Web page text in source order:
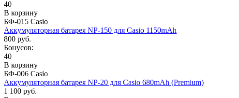
40
В корзину
БФ-015 Casio
Аккумуляторная батарея NP-150 для Casio 1150mAh
800 руб.
Бонусов:
40
В корзину
БФ-006 Casio
Аккумуляторная батарея NP-20 для Casio 680mAh (Premium)
1 100 руб.